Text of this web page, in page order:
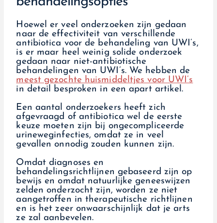
Hoewel er veel onderzoeken zijn gedaan
naar de effectiviteit van verschillende
antibiotica voor de behandeling van UWI’s,
is er maar heel weinig solide onderzoek
gedaan naar niet-antibiotische
behandelingen van UWI’s. We hebben de
meest gezochte huismiddeltjes voor UWI’s
in detail besproken in een apart artikel.
Een aantal onderzoekers heeft zich
afgevraagd of antibiotica wel de eerste
keuze moeten zijn bij ongecompliceerde
urineweginfecties, omdat ze in veel
gevallen onnodig zouden kunnen zijn.
Omdat diagnoses en
behandelingsrichtlijnen gebaseerd zijn op
bewijs en omdat natuurlijke geneeswijzen
zelden onderzocht zijn, worden ze niet
aangetroffen in therapeutische richtlijnen
en is het zeer onwaarschijnlijk dat je arts
ze zal aanbevelen.